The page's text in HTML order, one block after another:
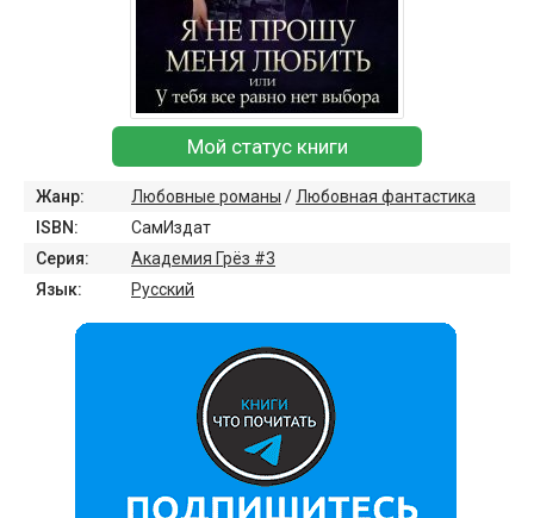
Мой статус книги
Жанр: Любовные романы / Любовная фантастика
ISBN:
СамИздат
Серия:
Академия Грёз #3
Язык:
Русский